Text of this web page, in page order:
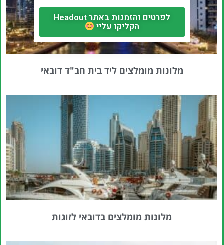
מלונות מומלצים ליד בית חב"ד דובאי
מלונות מומלצים בדובאי לזוגות
לפרטים והזמנות באתר Headout
הקליקו עליי